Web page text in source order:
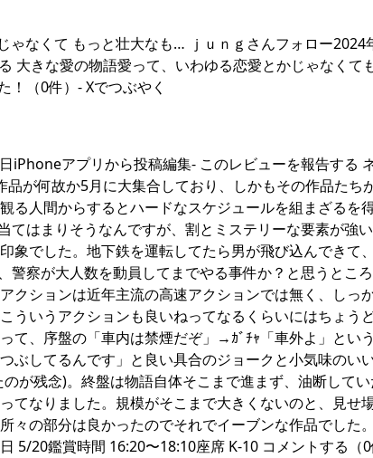
なくて もっと壮大なも… ｊｕｎｇさんフォロー2024
大きな愛の物語愛って、いわゆる恋愛とかじゃなくて
（0件）- Xでつぶやく
アプリから投稿編集- このレビューを報告する
が何故か5月に大集合しており、しかもその作品たち
る人間からするとハードなスケジュールを組まざるを
はまりそうなんですが、割とミステリーな要素が強
象でした。地下鉄を運転してたら男が飛び込んできて
察が大人数を動員してまでやる事件か？と思うとこ
クションは近年主流の高速アクションでは無く、しっ
ういうアクションも良いねってなるくらいにはちょう
て、序盤の「車内は禁煙だぞ」→ｶﾞﾁｬ「車外よ」とい
ぶしてるんです」と良い具合のジョークと小気味のい
が残念)。終盤は物語自体そこまで進まず、油断して
てなりました。規模がそこまで大きくないのと、見せ
々の部分は良かったのでそれでイーブンな作品でした
5/20鑑賞時間 16:20〜18:10座席 K-10 コメントする（0